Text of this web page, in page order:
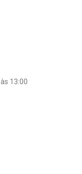
13:00